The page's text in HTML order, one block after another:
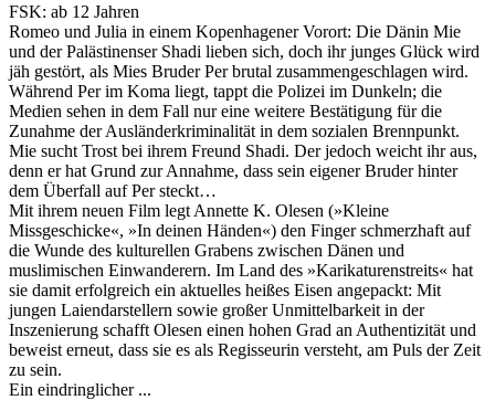
FSK: ab 12 Jahren
Romeo und Julia in einem Kopenhagener Vorort: Die Dänin Mie
und der Palästinenser Shadi lieben sich, doch ihr junges Glück wird
jäh gestört, als Mies Bruder Per brutal zusammengeschlagen wird.
Während Per im Koma liegt, tappt die Polizei im Dunkeln; die
Medien sehen in dem Fall nur eine weitere Bestätigung für die
Zunahme der Ausländerkriminalität in dem sozialen Brennpunkt.
Mie sucht Trost bei ihrem Freund Shadi. Der jedoch weicht ihr aus,
denn er hat Grund zur Annahme, dass sein eigener Bruder hinter
dem Überfall auf Per steckt…
Mit ihrem neuen Film legt Annette K. Olesen (»Kleine
Missgeschicke«, »In deinen Händen«) den Finger schmerzhaft auf
die Wunde des kulturellen Grabens zwischen Dänen und
muslimischen Einwanderern. Im Land des »Karikaturenstreits« hat
sie damit erfolgreich ein aktuelles heißes Eisen angepackt: Mit
jungen Laiendarstellern sowie großer Unmittelbarkeit in der
Inszenierung schafft Olesen einen hohen Grad an Authentizität und
beweist erneut, dass sie es als Regisseurin versteht, am Puls der Zeit
zu sein.
Ein eindringlicher ...